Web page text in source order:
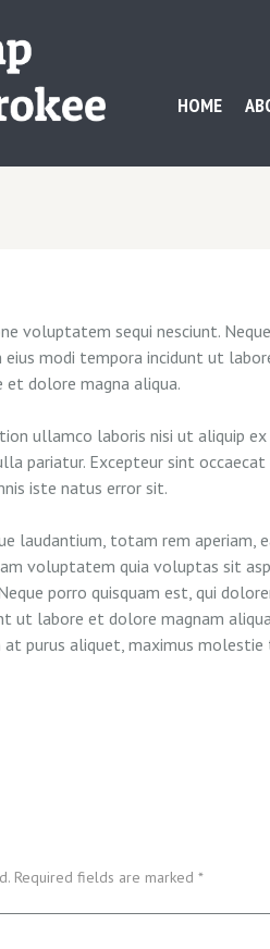
HOME
voluptatem sequi nesciunt.
eius modi tempora incidunt ut
dolore magna aliqua.
ullamco laboris nisi ut aliquip
pariatur. Excepteur sint
iste natus error sit.
laudantium, totam rem
voluptatem quia voluptas sit
porro quisquam est, qui
ut labore et dolore magnam
at purus aliquet, maximus
Required fields are marked *